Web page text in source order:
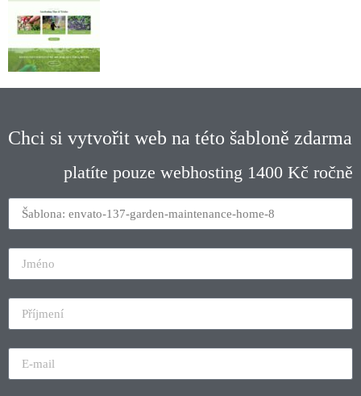
Chci si vytvořit web na této šabloně zdarma
platíte pouze webhosting 1400 Kč ročně